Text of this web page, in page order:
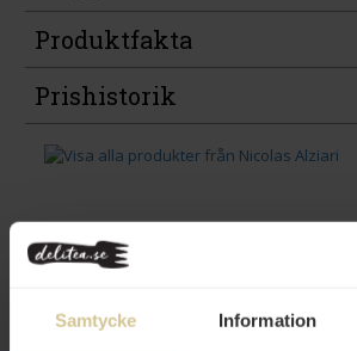
Samtycke Information
Produktfakta
Prishistorik